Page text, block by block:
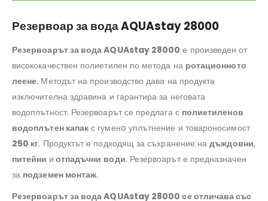
Резервоар за вода AQUAstay 28000
Резервоарът за вода AQUAstay 28000 е произведен от
висококачествен полиетилен по метода на ротационното
леене. Методът на производство дава на продукта
изключителна здравина и гарантира за неговата
водоплътност. Резервоарът се предлага с полиетиленов
водоплътен капак с гуменo уплътнение и товароносимост
250 кг. Продуктът е подходящ за съхранение надъждовни,
питейни и отпадъчни води. Резервоарът е предназначен
за подземен монтаж.
Резервоарът за вода AQUAstay 28000 се отличава със